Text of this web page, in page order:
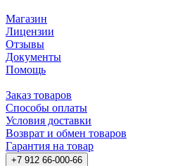
Магазин
Лицензии
Отзывы
Документы
Помощь
Заказ товаров
Способы оплаты
Условия доставки
Возврат и обмен товаров
Гарантия на товар
+7 912 66-000-66